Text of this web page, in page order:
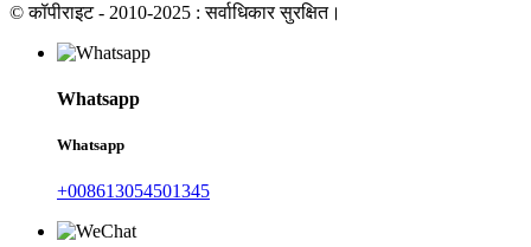
© कॉपीराइट - 2010-2025 : सर्वाधिकार सुरक्षित।
Whatsapp
Whatsapp
+008613054501345